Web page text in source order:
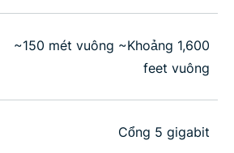
~150 mét vuông ~Khoảng 1,600
feet vuông
Cổng 5 gigabit